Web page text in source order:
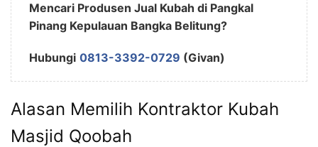
Mencari Produsen Jual Kubah di Pangkal
Pinang Kepulauan Bangka Belitung?
Hubungi 0813-3392-0729 (Givan)
Alasan Memilih Kontraktor Kubah
Masjid Qoobah